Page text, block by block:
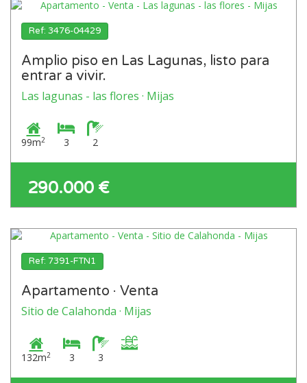
Ref: 3476-04429
Amplio piso en Las Lagunas, listo para
entrar a vivir.
Las lagunas - las flores · Mijas
99m2 3 2
290.000 €
Ref: 7391-FTN1
Apartamento · Venta
Sitio de Calahonda · Mijas
132m2 3 3